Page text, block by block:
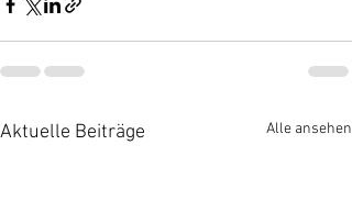
Aktuelle Beiträge Alle ansehen